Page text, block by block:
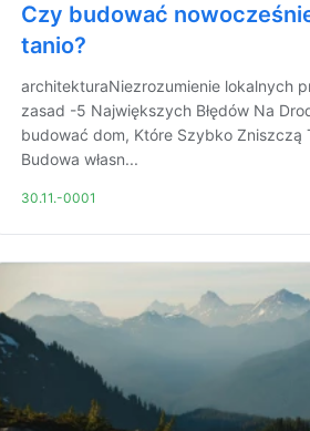
Czy budować
tanio?
architekturaNiezrozumienie lokalnych
zasad -5 Największych Błędów Na
budować dom, Które Szybko Zniszczą
Budowa własn...
30.11.-0001